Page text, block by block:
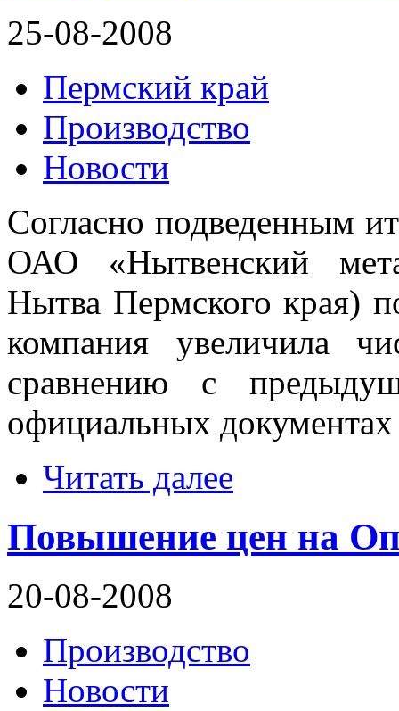
25-08-2008
Пермский край
Производство
Новости
Согласно подведенным
ОАО «Нытвенский
Нытва Пермского края)
компания увеличила
сравнению с
официальных
Читать далее
Повышение цен на
20-08-2008
Производство
Новости